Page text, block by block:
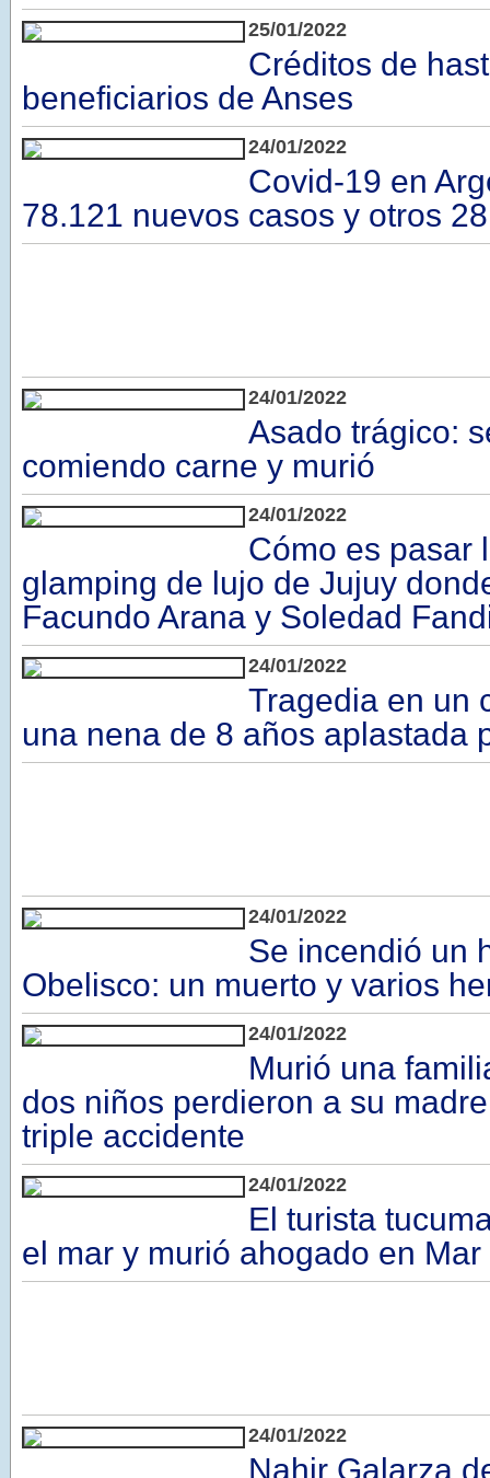
25/01/2022
Créditos de
beneficiarios de Anses
24/01/2022
Covid-19 en
78.121 nuevos casos y otros
24/01/2022
Asado trágico:
comiendo carne y murió
24/01/2022
Cómo es pasar
glamping de lujo de Jujuy
Facundo Arana y Soledad
24/01/2022
Tragedia en un
una nena de 8 años aplastada
24/01/2022
Se incendió un
Obelisco: un muerto y varios
24/01/2022
Murió una
dos niños perdieron a su
triple accidente
24/01/2022
El turista
el mar y murió ahogado en
24/01/2022
Nahir Galarza